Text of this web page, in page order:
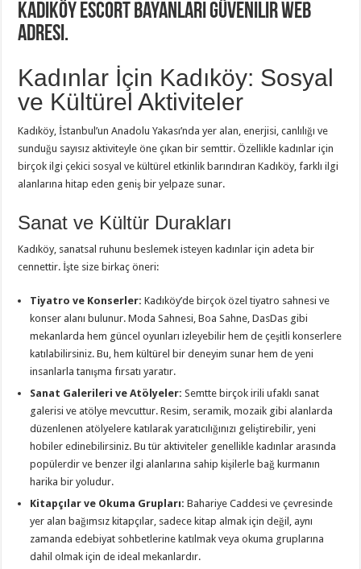
Kadıköy escort bayanları güvenilir web
adresi.
Kadınlar İçin Kadıköy: Sosyal
ve Kültürel Aktiviteler
Kadıköy, İstanbul’un Anadolu Yakası’nda yer alan, enerjisi, canlılığı ve
sunduğu sayısız aktiviteyle öne çıkan bir semttir. Özellikle kadınlar için
birçok ilgi çekici sosyal ve kültürel etkinlik barındıran Kadıköy, farklı ilgi
alanlarına hitap eden geniş bir yelpaze sunar.
Sanat ve Kültür Durakları
Kadıköy, sanatsal ruhunu beslemek isteyen kadınlar için adeta bir
cennettir. İşte size birkaç öneri:
Tiyatro ve Konserler: Kadıköy’de birçok özel tiyatro sahnesi ve
konser alanı bulunur. Moda Sahnesi, Boa Sahne, DasDas gibi
mekanlarda hem güncel oyunları izleyebilir hem de çeşitli konserlere
katılabilirsiniz. Bu, hem kültürel bir deneyim sunar hem de yeni
insanlarla tanışma fırsatı yaratır.
Sanat Galerileri ve Atölyeler: Semtte birçok irili ufaklı sanat
galerisi ve atölye mevcuttur. Resim, seramik, mozaik gibi alanlarda
düzenlenen atölyelere katılarak yaratıcılığınızı geliştirebilir, yeni
hobiler edinebilirsiniz. Bu tür aktiviteler genellikle kadınlar arasında
popülerdir ve benzer ilgi alanlarına sahip kişilerle bağ kurmanın
harika bir yoludur.
Kitapçılar ve Okuma Grupları: Bahariye Caddesi ve çevresinde
yer alan bağımsız kitapçılar, sadece kitap almak için değil, aynı
zamanda edebiyat sohbetlerine katılmak veya okuma gruplarına
dahil olmak için de ideal mekanlardır.